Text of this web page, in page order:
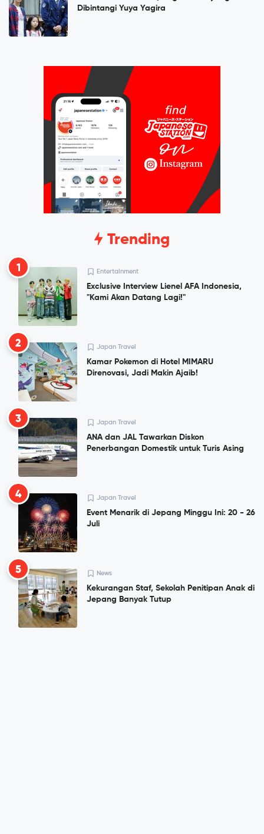
Dibintangi Yuya Yagira
Trending
1 Entertainment
Exclusive Interview Lienel AFA Indonesia,
"Kami Akan Datang Lagi!"
2 Japan Travel
Kamar Pokemon di Hotel MIMARU
Direnovasi, Jadi Makin Ajaib!
3 Japan Travel
ANA dan JAL Tawarkan Diskon
Penerbangan Domestik untuk Turis Asing
4 Japan Travel
Event Menarik di Jepang Minggu Ini: 20 - 26
Juli
5 News
Kekurangan Staf, Sekolah Penitipan Anak di
Jepang Banyak Tutup